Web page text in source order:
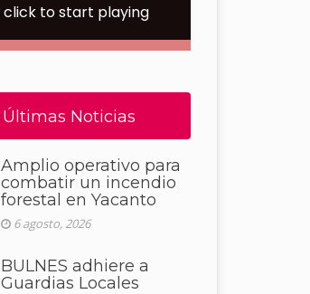
Últimas Noticias
Amplio operativo para
combatir un incendio
forestal en Yacanto
6 agosto, 2026
BULNES adhiere a
Guardias Locales